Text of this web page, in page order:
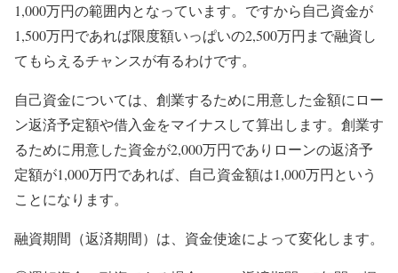
1,000万円の範囲内となっています。ですから自己資金が
1,500万円であれば限度額いっぱいの2,500万円まで融資し
てもらえるチャンスが有るわけです。
自己資金については、創業するために用意した金額にロー
ン返済予定額や借入金をマイナスして算出します。創業す
るために用意した資金が2,000万円でありローンの返済予
定額が1,000万円であれば、自己資金額は1,000万円という
ことになります。
融資期間（返済期間）は、資金使途によって変化します。